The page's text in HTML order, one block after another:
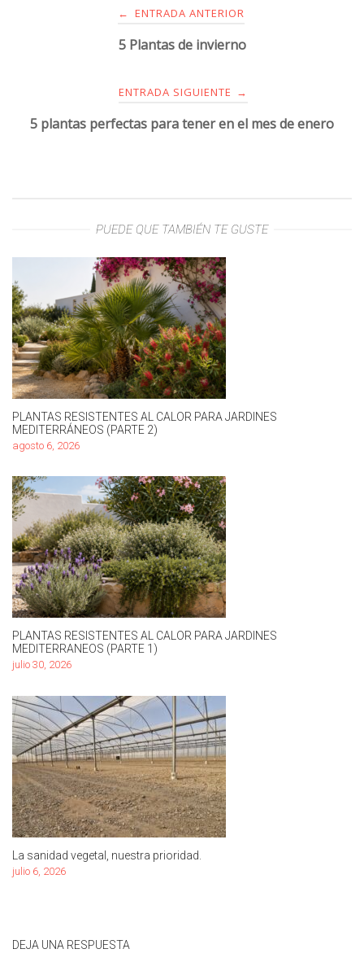
← ENTRADA ANTERIOR
5 Plantas de invierno
ENTRADA SIGUIENTE →
5 plantas perfectas para tener en el mes de enero
PUEDE QUE TAMBIÉN TE GUSTE
PLANTAS RESISTENTES AL CALOR PARA JARDINES
MEDITERRÁNEOS (PARTE 2)
agosto 6, 2026
PLANTAS RESISTENTES AL CALOR PARA JARDINES
MEDITERRANEOS (PARTE 1)
julio 30, 2026
La sanidad vegetal, nuestra prioridad.
julio 6, 2026
DEJA UNA RESPUESTA